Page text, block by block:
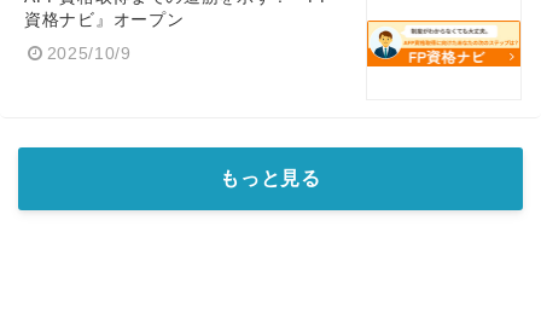
資格ナビ』オープン
2025/10/9
もっと見る